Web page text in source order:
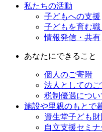
私たちの活動
子どもへの支援
子どもを育む
情報発信・共有
あなたにできること
個人のご寄附
法人としてのご
税制優遇につい
施設や里親のもとで
資生堂子ども
自立支援セミナ